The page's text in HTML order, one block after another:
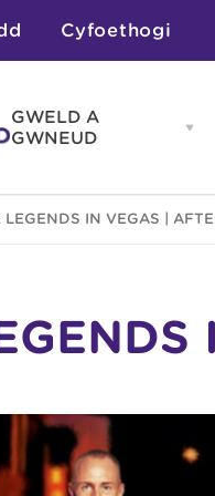
Cyfoethogi
GWELD A
GWNEUD
Atyniadau
LEGENDS IN VEGAS |